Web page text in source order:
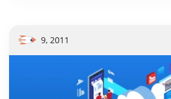
9, 2011